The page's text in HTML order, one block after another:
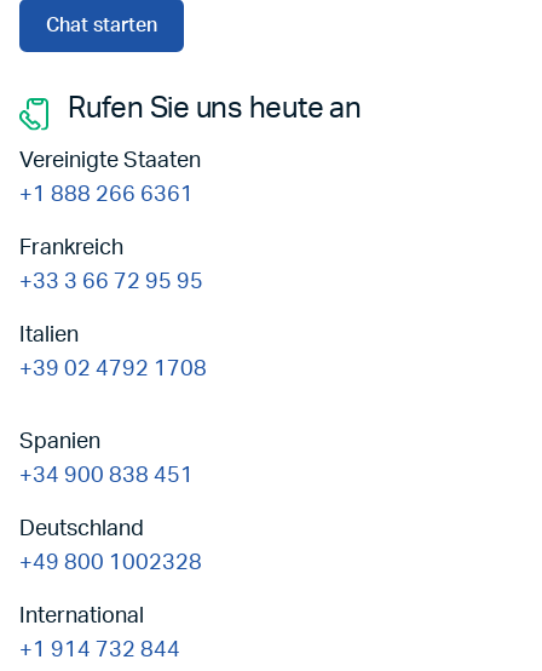
Chat starten
Rufen Sie uns heute an
Vereinigte Staaten
+1 888 266 6361
Frankreich
+33 3 66 72 95 95
Italien
+39 02 4792 1708
Spanien
+34 900 838 451
Deutschland
+49 800 1002328
International
+1 914 732 844